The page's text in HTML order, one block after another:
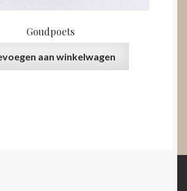
Goudpoets
aan winkelwagen